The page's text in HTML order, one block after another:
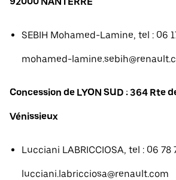
SEBIH Mohamed-Lamine, tel : 06
mohamed-
Concession de LYON SUD : 364 Rte
Vénissieux
Lucciani LABRICCIOSA, tel : 06 78
lucciani.labricciosa@renault.com